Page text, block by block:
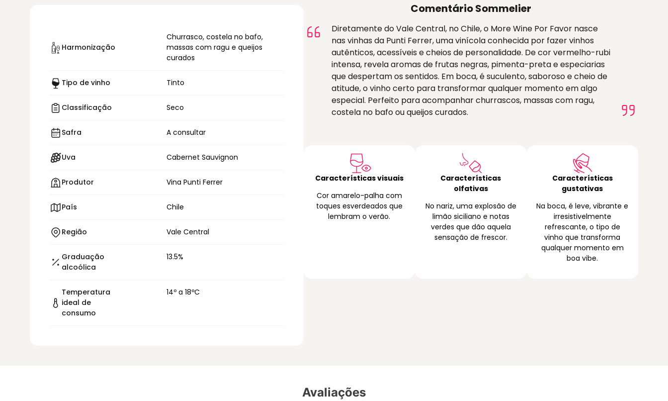
Harmonização
Churrasco, costela no bafo,
massas com ragu e queijos
curados
Tipo de vinho Tinto
Classificação Seco
Safra A consultar
Uva Cabernet Sauvignon
Produtor Vina Punti Ferrer
País Chile
Região Vale Central
Graduação
alcoólica
13.5%
Temperatura
ideal de
consumo
14º a 18ºC
Comentário Sommelier
Diretamente do Vale Central, no Chile, o More Wine Por Favor nasce
nas vinhas da Punti Ferrer, uma vinícola conhecida por fazer vinhos
autênticos, acessíveis e cheios de personalidade. De cor vermelho-rubi
intensa, revela aromas de frutas negras, pimenta-preta e especiarias
que despertam os sentidos. Em boca, é suculento, saboroso e cheio de
atitude, o vinho certo para transformar qualquer momento em algo
especial. Perfeito para acompanhar churrascos, massas com ragu,
costela no bafo ou queijos curados.
Características visuais
Cor amarelo-palha com
toques esverdeados que
lembram o verão.
Características
olfativas
No nariz, uma explosão de
limão siciliano e notas
verdes que dão aquela
sensação de frescor.
Características
gustativas
Na boca, é leve, vibrante e
irresistivelmente
refrescante, o tipo de
vinho que transforma
qualquer momento em
boa vibe.
Avaliações